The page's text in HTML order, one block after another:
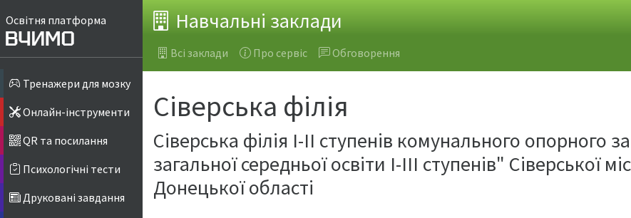
Освітня платформа
Тренажери для мозку
Онлайн-інструменти
QR та посилання
Психологічні тести
Друковані завдання
Навчальні заклади
Всі заклади Про сервіс Обговорення
Сіверська філія
Сіверська філія І-ІІ ступенів комунального опорного
загальної середньої освіти І-ІІІ ступенів" Сіверської
Донецької області